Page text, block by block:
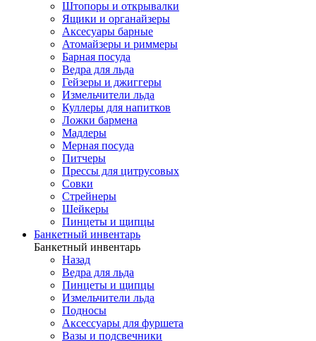
Штопоры и открывалки
Ящики и органайзеры
Аксесуары барные
Атомайзеры и риммеры
Барная посуда
Ведра для льда
Гейзеры и джиггеры
Измельчители льда
Куллеры для напитков
Ложки бармена
Мадлеры
Мерная посуда
Питчеры
Прессы для цитрусовых
Совки
Стрейнеры
Шейкеры
Пинцеты и щипцы
Банкетный инвентарь
Банкетный инвентарь
Назад
Ведра для льда
Пинцеты и щипцы
Измельчители льда
Подносы
Аксессуары для фуршета
Вазы и подсвечники